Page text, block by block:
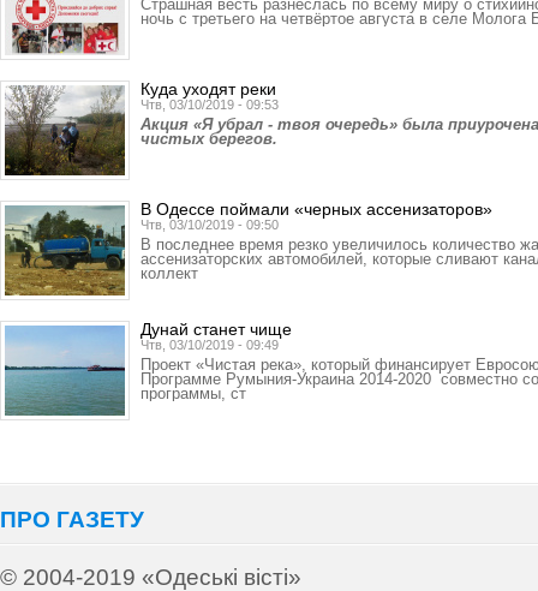
Страшная весть разнеслась по всему миру о
ночь с третьего на четвёртое августа в селе Молога
Куда уходят реки
Чтв, 03/10/2019 - 09:53
Акция «Я убрал - твоя очередь» была
чистых берегов.
В Одессе поймали «черных ассенизаторов»
Чтв, 03/10/2019 - 09:50
В последнее время резко увеличилось количество
ассенизаторских автомобилей, которые сливают
коллект
Дунай станет чище
Чтв, 03/10/2019 - 09:49
Проект «Чистая река», который финансирует
Программе Румыния-Украина 2014-2020 совместно
программы, ст
ПРО ГАЗЕТУ
© 2004-2019 «Одеські вісті»